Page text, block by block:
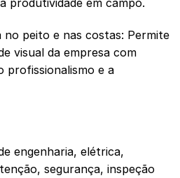
produtividade em campo.
no peito e nas costas: Permite
visual da empresa com
profissionalismo e a
engenharia, elétrica,
segurança, inspeção